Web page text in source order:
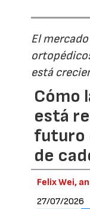
El
está
Cómo
está
futuro
de
Felix Wei,
27/07/2026